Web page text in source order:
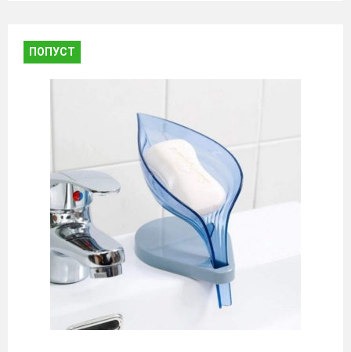
ПОПУСТ